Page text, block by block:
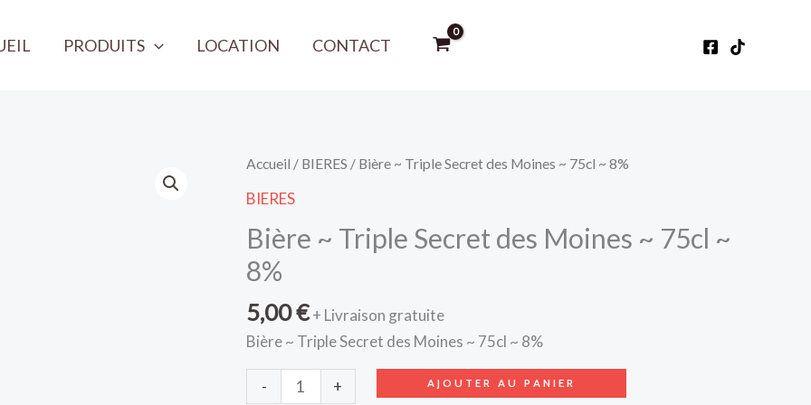
PRODUITS LOCATION CONTACT
Accueil / BIERES / Bière ~ Triple Secret des Moines ~ 75cl ~ 8%
BIERES
Bière ~ Triple Secret des Moines ~ 75cl ~
8%
5,00€+ Livraison gratuite
Bière ~ Triple Secret des Moines ~ 75cl ~ 8%
-
quantité
~
Triple
Secret
des
Moines
75cl
+ AJOUTER AU PANIER